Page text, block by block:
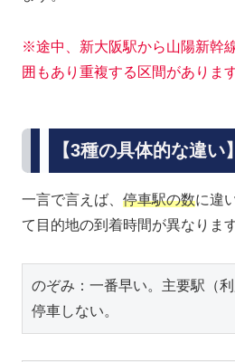
※途中、新大阪駅から山陽新幹
囲もあり重複する区間があります
【3種の具体的な違い】
一言で言えば、 停車駅の数に違
て目的地の到着時間が異なります
のぞみ：一番早い。主要駅（
停車しない。